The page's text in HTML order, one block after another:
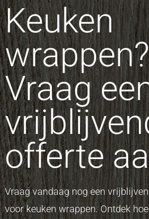
Keuken
wrappen?
Vraag
offerte
Vraag vandaag nog een
voor keuken wrappen. Ontdek